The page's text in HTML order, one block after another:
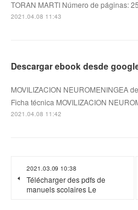
TORAN MARTI Número de páginas:
2021.04.08 11:43
MOVILIZACION NEUROMENINGEA
Ficha técnica MOVILIZACION
2021.04.08 11:42
2021.03.09 10:38
Télécharger des pdfs de
manuels scolaires Le